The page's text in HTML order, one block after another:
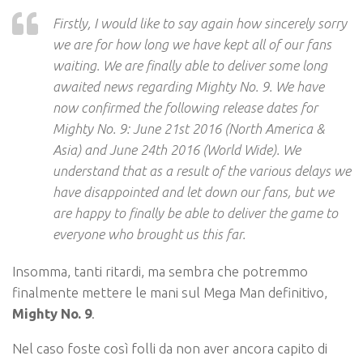
Firstly, I would like to say again how sincerely sorry
we are for how long we have kept all of our fans
waiting. We are finally able to deliver some long
awaited news regarding Mighty No. 9. We have
now confirmed the following release dates for
Mighty No. 9: June 21st 2016 (North America &
Asia) and June 24th 2016 (World Wide). We
understand that as a result of the various delays we
have disappointed and let down our fans, but we
are happy to finally be able to deliver the game to
everyone who brought us this far.
Insomma, tanti ritardi, ma sembra che potremmo
finalmente mettere le mani sul Mega Man definitivo,
Mighty No. 9.
Nel caso foste così folli da non aver ancora capito di